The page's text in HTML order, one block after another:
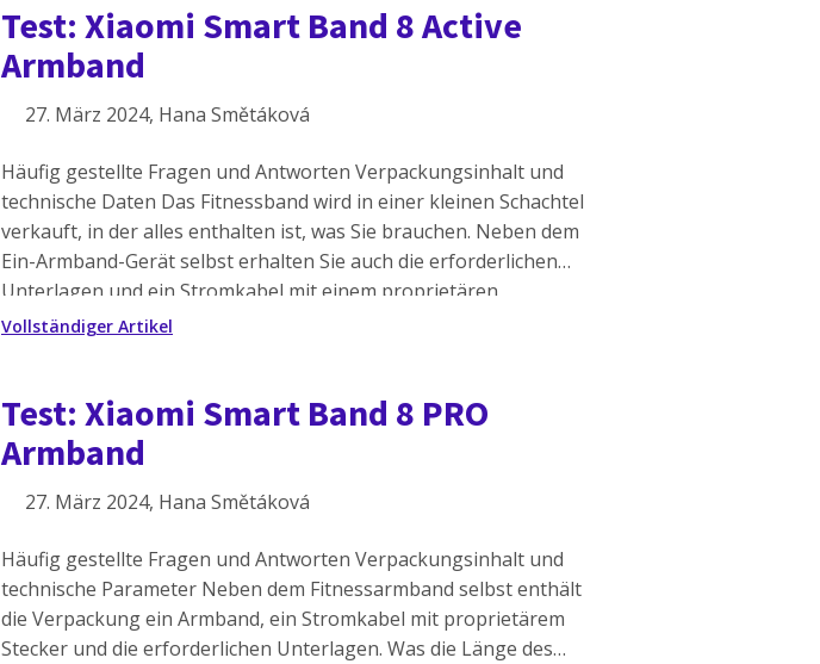
Test: Xiaomi Smart Band 8 Active
Armband
27. März 2024, Hana Smětáková
Häufig gestellte Fragen und Antworten Verpackungsinhalt und
technische Daten Das Fitnessband wird in einer kleinen Schachtel
verkauft, in der alles enthalten ist, was Sie brauchen. Neben dem
Ein-Armband-Gerät selbst erhalten Sie auch die erforderlichen
Unterlagen und ein Stromkabel mit einem proprietären
Magnetanschluss. Aufgrund der Abmessungen des Armbands ist
Vollständiger Artikel
Test: Xiaomi Smart Band 8 PRO
Armband
27. März 2024, Hana Smětáková
Häufig gestellte Fragen und Antworten Verpackungsinhalt und
technische Parameter Neben dem Fitnessarmband selbst enthält
die Verpackung ein Armband, ein Stromkabel mit proprietärem
Stecker und die erforderlichen Unterlagen. Was die Länge des